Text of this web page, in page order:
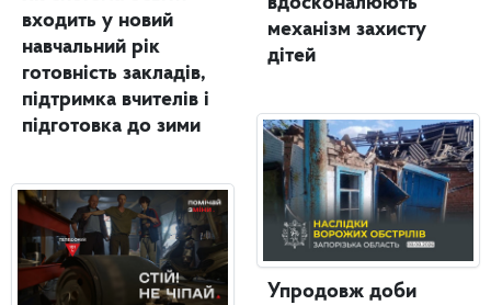
входить у новий
навчальний рік
готовність закладів,
підтримка вчителів і
підготовка до зими
механізм захисту
дітей
Упродовж доби